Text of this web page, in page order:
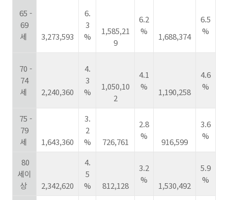
65 -
69
세
3,273,593
6.
3
%
1,585,21
9
6.2
%
1,688,374
6.5
%
70 -
74
세
2,240,360
4.
3
%
1,050,10
2
4.1
%
1,190,258
4.6
%
75 -
79
세
1,643,360
3.
2
%
726,761
2.8
%
916,599
3.6
%
80
세이
상
2,342,620
4.
5
%
812,128
3.2
%
1,530,492
5.9
%